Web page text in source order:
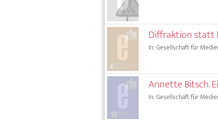
Diffraktion statt
In: Gesellschaft für
Annette Bitsch.
In: Gesellschaft für